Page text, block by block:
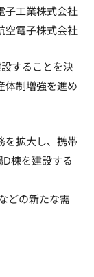
子工業株式会社
空電子株式会社
することを決
体制増強を進め
を拡大し、携帯
棟を建設する
どの新たな需